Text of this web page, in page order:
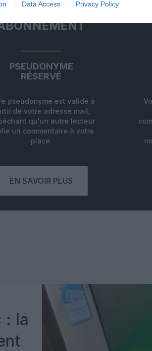
Data Access Privacy Policy
PSEUDONYME
RÉSERVÉ
pseudonyme est validé à
de votre adresse mail,
qu'un autre lecteur
un commentaire à votre
place.
EN SAVOIR PLUS
: la